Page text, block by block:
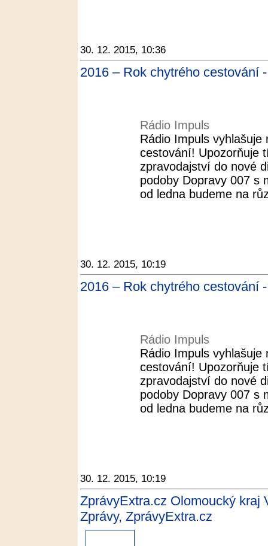
30. 12. 2015, 10:36
2016 – Rok chytrého cestování
Rádio Impuls
Rádio Impuls
cestování! Upozorňuje
zpravodajství do nové
podoby Dopravy 007 s
od ledna budeme na
30. 12. 2015, 10:19
2016 – Rok chytrého cestování
Rádio Impuls
Rádio Impuls
cestování! Upozorňuje
zpravodajství do nové
podoby Dopravy 007 s
od ledna budeme na
30. 12. 2015, 10:19
ZprávyExtra.cz Olomoucký
Zprávy, ZprávyExtra.cz